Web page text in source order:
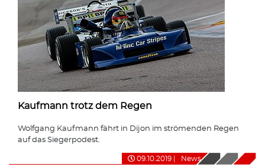
Kaufmann trotz dem Regen
Wolfgang Kaufmann fährt in Dijon im strömenden Regen
auf das Siegerpodest.
09.10.2019 News